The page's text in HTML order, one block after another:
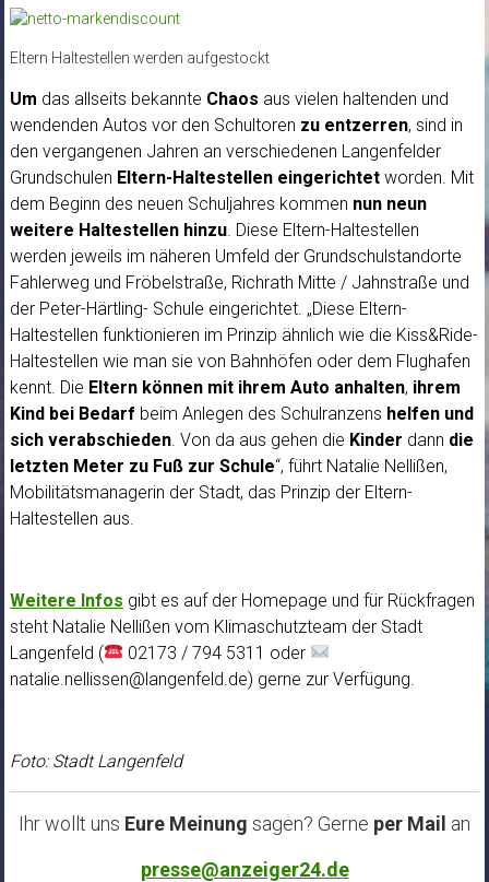
Eltern Haltestellen werden aufgestockt
Um das allseits bekannte Chaos aus vielen haltenden und
wendenden Autos vor den Schultoren zu entzerren, sind in
den vergangenen Jahren an verschiedenen Langenfelder
Grundschulen Eltern-Haltestellen eingerichtet worden. Mit
dem Beginn des neuen Schuljahres kommen nun neun
weitere Haltestellen hinzu. Diese Eltern-Haltestellen
werden jeweils im näheren Umfeld der Grundschulstandorte
Fahlerweg und Fröbelstraße, Richrath Mitte / Jahnstraße und
der Peter-Härtling- Schule eingerichtet. „Diese Eltern-
Haltestellen funktionieren im Prinzip ähnlich wie die Kiss&Ride-
Haltestellen wie man sie von Bahnhöfen oder dem Flughafen
kennt. Die Eltern können mit ihrem Auto anhalten, ihrem
Kind bei Bedarf beim Anlegen des Schulranzens helfen und
sich verabschieden. Von da aus gehen die Kinder dann die
letzten Meter zu Fuß zur Schule“, führt Natalie Nellißen,
Mobilitätsmanagerin der Stadt, das Prinzip der Eltern-
Haltestellen aus.
Weitere Infos gibt es auf der Homepage und für Rückfragen
steht Natalie Nellißen vom Klimaschutzteam der Stadt
Langenfeld (
02173 / 794 5311 oder
natalie.nellissen@langenfeld.de) gerne zur Verfügung.
Foto: Stadt Langenfeld
Ihr wollt uns Eure Meinung sagen? Gerne per Mail an
presse@anzeiger24.de